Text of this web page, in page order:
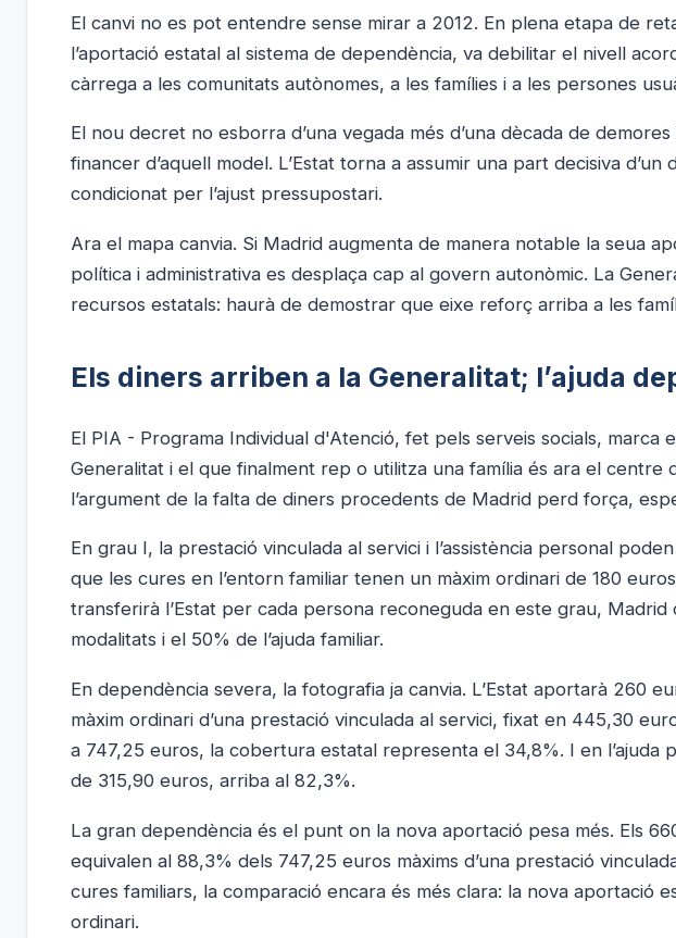
El canvi no es pot entendre sense mirar a 2012. En plena etapa de
l’aportació estatal al sistema de dependència, va debilitar el nivell
càrrega a les comunitats autònomes, a les famílies i a les persones
El nou decret no esborra d’una vegada més d’una dècada de
financer d’aquell model. L’Estat torna a assumir una part decisiva
condicionat per l’ajust pressupostari.
Ara el mapa canvia. Si Madrid augmenta de manera notable la seua
política i administrativa es desplaça cap al govern autonòmic. La
recursos estatals: haurà de demostrar que eixe reforç arriba a les
Els diners arriben a la Generalitat; l’ajuda
El PIA - Programa Individual d'Atenció, fet pels serveis socials, marca
Generalitat i el que finalment rep o utilitza una família és ara el centre
l’argument de la falta de diners procedents de Madrid perd força,
En grau I, la prestació vinculada al servici i l’assistència personal
que les cures en l’entorn familiar tenen un màxim ordinari de 180
transferirà l’Estat per cada persona reconeguda en este grau,
modalitats i el 50% de l’ajuda familiar.
En dependència severa, la fotografia ja canvia. L’Estat aportarà 260
màxim ordinari d’una prestació vinculada al servici, fixat en 445,30
a 747,25 euros, la cobertura estatal representa el 34,8%. I en l’ajuda
de 315,90 euros, arriba al 82,3%.
La gran dependència és el punt on la nova aportació pesa més. Els
equivalen al 88,3% dels 747,25 euros màxims d’una prestació
cures familiars, la comparació encara és més clara: la nova aportació
ordinari.